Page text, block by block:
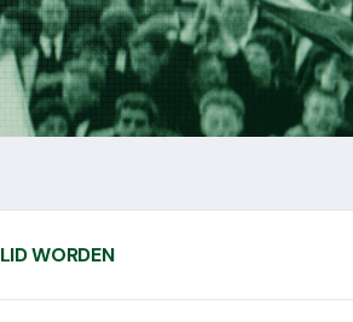
LID WORDEN